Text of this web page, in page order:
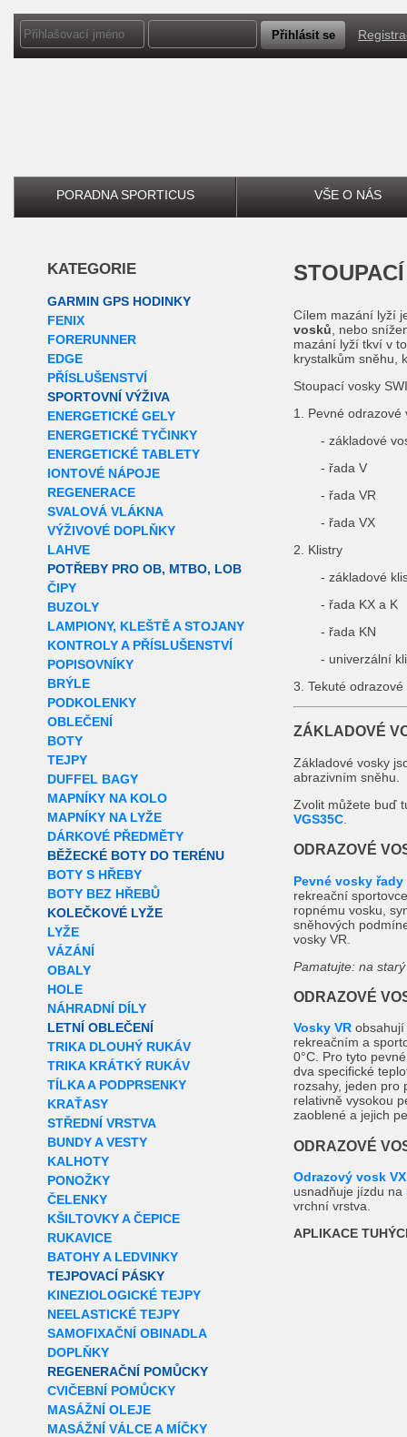
PORADNA SPORTICUS VŠE O NÁS
KATEGORIE
GARMIN GPS HODINKY
FENIX
FORERUNNER
EDGE
PŘÍSLUŠENSTVÍ
SPORTOVNÍ VÝŽIVA
ENERGETICKÉ GELY
ENERGETICKÉ TYČINKY
ENERGETICKÉ TABLETY
IONTOVÉ NÁPOJE
REGENERACE
SVALOVÁ VLÁKNA
VÝŽIVOVÉ DOPLŇKY
LAHVE
POTŘEBY PRO OB, MTBO, LOB
ČIPY
BUZOLY
LAMPIONY, KLEŠTĚ A STOJANY
KONTROLY A PŘÍSLUŠENSTVÍ
POPISOVNÍKY
BRÝLE
PODKOLENKY
OBLEČENÍ
BOTY
TEJPY
DUFFEL BAGY
MAPNÍKY NA KOLO
MAPNÍKY NA LYŽE
DÁRKOVÉ PŘEDMĚTY
BĚŽECKÉ BOTY DO TERÉNU
BOTY S HŘEBY
BOTY BEZ HŘEBŮ
KOLEČKOVÉ LYŽE
LYŽE
VÁZÁNÍ
OBALY
HOLE
NÁHRADNÍ DÍLY
LETNÍ OBLEČENÍ
TRIKA DLOUHÝ RUKÁV
TRIKA KRÁTKÝ RUKÁV
TÍLKA A PODPRSENKY
KRAŤASY
STŘEDNÍ VRSTVA
BUNDY A VESTY
KALHOTY
PONOŽKY
ČELENKY
KŠILTOVKY A ČEPICE
RUKAVICE
BATOHY A LEDVINKY
TEJPOVACÍ PÁSKY
KINEZIOLOGICKÉ TEJPY
NEELASTICKÉ TEJPY
SAMOFIXAČNÍ OBINADLA
DOPLŇKY
REGENERAČNÍ POMŮCKY
CVIČEBNÍ POMŮCKY
MASÁŽNÍ OLEJE
MASÁŽNÍ VÁLCE A MÍČKY
Cílem mazání lyží
vosků , nebo
mazání lyží tkví v
krystalkům sněhu,
Stoupací vosky
1. Pevné odrazové
- základové
- řada V
- řada VR
- řada VX
2. Klistry
- základové
- řada KX a K
- řada KN
- univerzální
3. Tekuté
ZÁKLADOVÉ
Základové vosky
abrazivním sněhu.
Zvolit můžete buď
VGS35C
ODRAZOVÉ
Pevné vosky řady
rekreační
ropnému vosku,
sněhových
vosky VR.
Pamatujte: na
ODRAZOVÉ
Vosky VR obsahují
rekreačním a
0°C. Pro tyto
dva specifické
rozsahy, jeden pro
relativně vysokou
zaoblené a jejich
ODRAZOVÉ
Odrazový vosk VX
usnadňuje jízdu
vrchní vrstva.
APLIKACE